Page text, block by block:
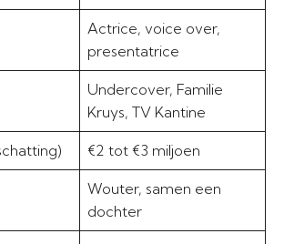
Actrice, voice over,
presentatrice
Undercover, Familie
Kruys, TV Kantine
€2 tot €3 miljoen
Wouter, samen een
dochter